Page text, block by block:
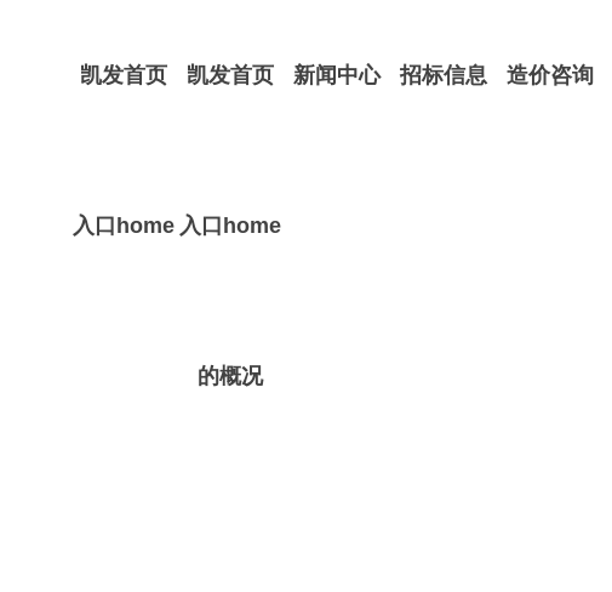
凯发首页
入口home
凯发首页
入口home
的概况
新闻中心 招标信息 造价咨询